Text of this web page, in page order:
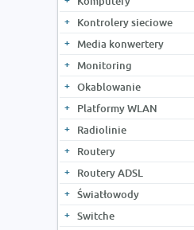
Kontrolery sieciowe
Media konwertery
Monitoring
Okablowanie
Platformy WLAN
Radiolinie
Routery
Routery ADSL
Światłowody
Switche